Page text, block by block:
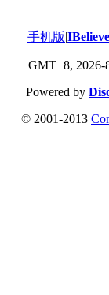
手机版|
GMT+8, 2026-
Powered by
© 2001-2013